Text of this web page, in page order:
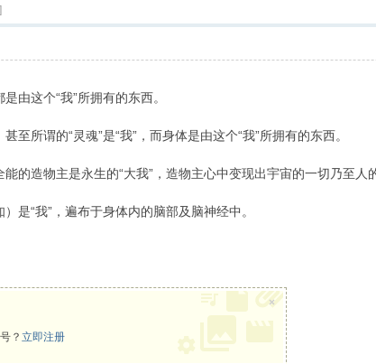
由这个“我”所拥有的东西。
至所谓的“灵魂”是“我”，而身体是由这个“我”所拥有的东西。
的造物主是永生的“大我”，造物主心中变现出宇宙的一切乃至人
是“我”，遍布于身体内的脑部及脑神经中。
？立即注册
×